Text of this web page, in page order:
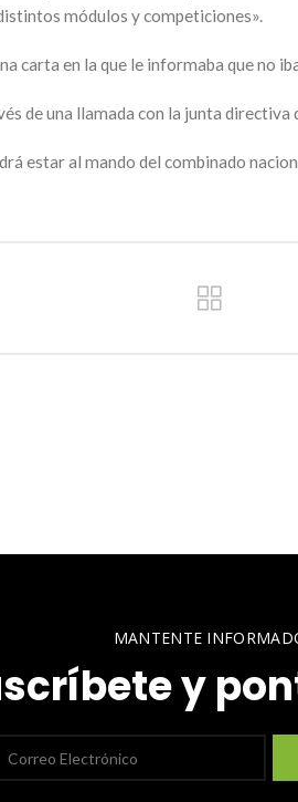
módulos y competiciones».
carta en la que le informaba que no
de una llamada con la junta
estar al mando del combinado
MANTENTE
y